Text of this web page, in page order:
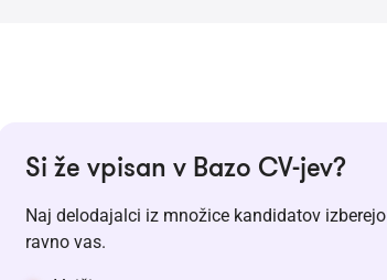
Si že vpisan v Bazo CV-jev?
Naj delodajalci iz množice kandidatov izberejo
ravno vas.